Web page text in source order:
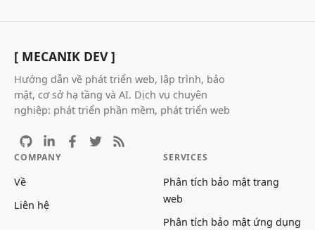
[ MECANIK DEV ]
Hướng dẫn về phát triển web, lập trình, bảo
mật, cơ sở hạ tầng và AI. Dịch vụ chuyên
nghiệp: phát triển phần mềm, phát triển web
COMPANY
Về
Liên hệ
SERVICES
Phân tích bảo mật trang
web
Phân tích bảo mật ứng dụng